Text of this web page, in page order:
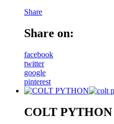
Share
Share on:
facebook
twitter
google
pinterest
COLT PYTHON